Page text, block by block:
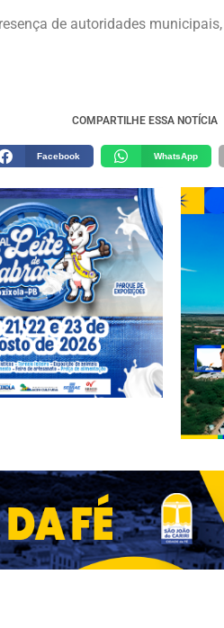
de autoridades
COMPARTILHE ESSA NOTÍCIA
Facebook WhatsApp